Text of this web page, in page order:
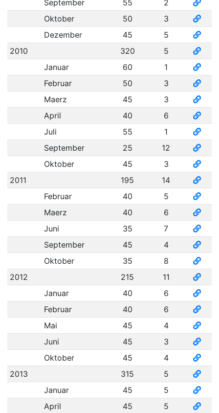
September 55
2
Oktober
50
3
Dezember
45
5
2010
320
5
Januar
60
1
Februar
50
3
Maerz
45
3
April
40
6
Juli
55
1
September
25
12
Oktober
45
3
2011
195
14
Februar
40
5
Maerz
40
6
Juni
35
7
September
45
4
Oktober
35
8
2012
215
11
Januar
40
6
Februar
40
6
Mai
45
4
Juni
45
3
Oktober
45
4
2013
315
5
Januar
45
5
April
45
5